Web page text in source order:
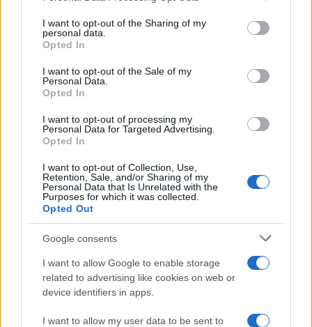
not limited to your visit or usage behaviour. You may click to
grant or deny consent to Google and its third-party tags to
use your data for below specified purposes in below Google
consent section.
I want to opt-out of the Sharing of my
personal data.
Opted In
I want to opt-out of the Sale of my
Personal Data.
Opted In
I want to opt-out of processing my
Personal Data for Targeted Advertising.
Opted In
I want to opt-out of Collection, Use,
Retention, Sale, and/or Sharing of my
Personal Data that Is Unrelated with the
Purposes for which it was collected.
Opted Out
Google consents
I want to allow Google to enable storage
related to advertising like cookies on web or
device identifiers in apps.
I want to allow my user data to be sent to
Tutte le uscite discografiche italiane della settimana
dal 25 al 31 luglio 2026
RECENSIONI